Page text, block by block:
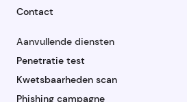
Contact
Aanvullende diensten
Penetratie test
Kwetsbaarheden scan
Phishing campagne